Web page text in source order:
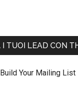
I TUOI LEAD CON